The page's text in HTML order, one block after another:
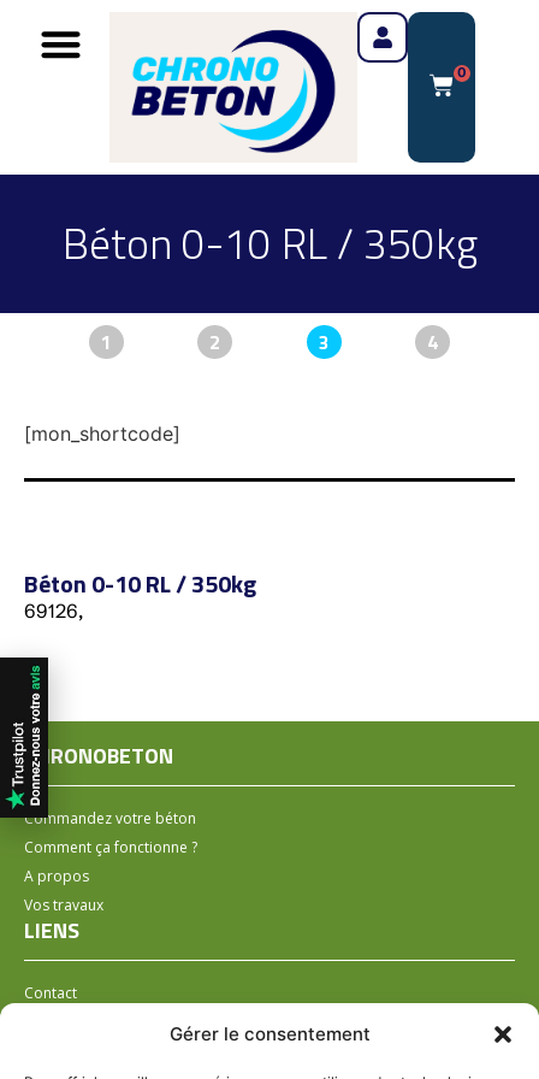
Gérer le consentement
0
Béton 0-10 RL / 350kg
1 2 3 4
[mon_shortcode]
Béton 0-10 RL / 350kg
69126,
CHRONOBETON
Commandez votre béton
Comment ça fonctionne ?
A propos
Vos travaux
LIENS
Contact